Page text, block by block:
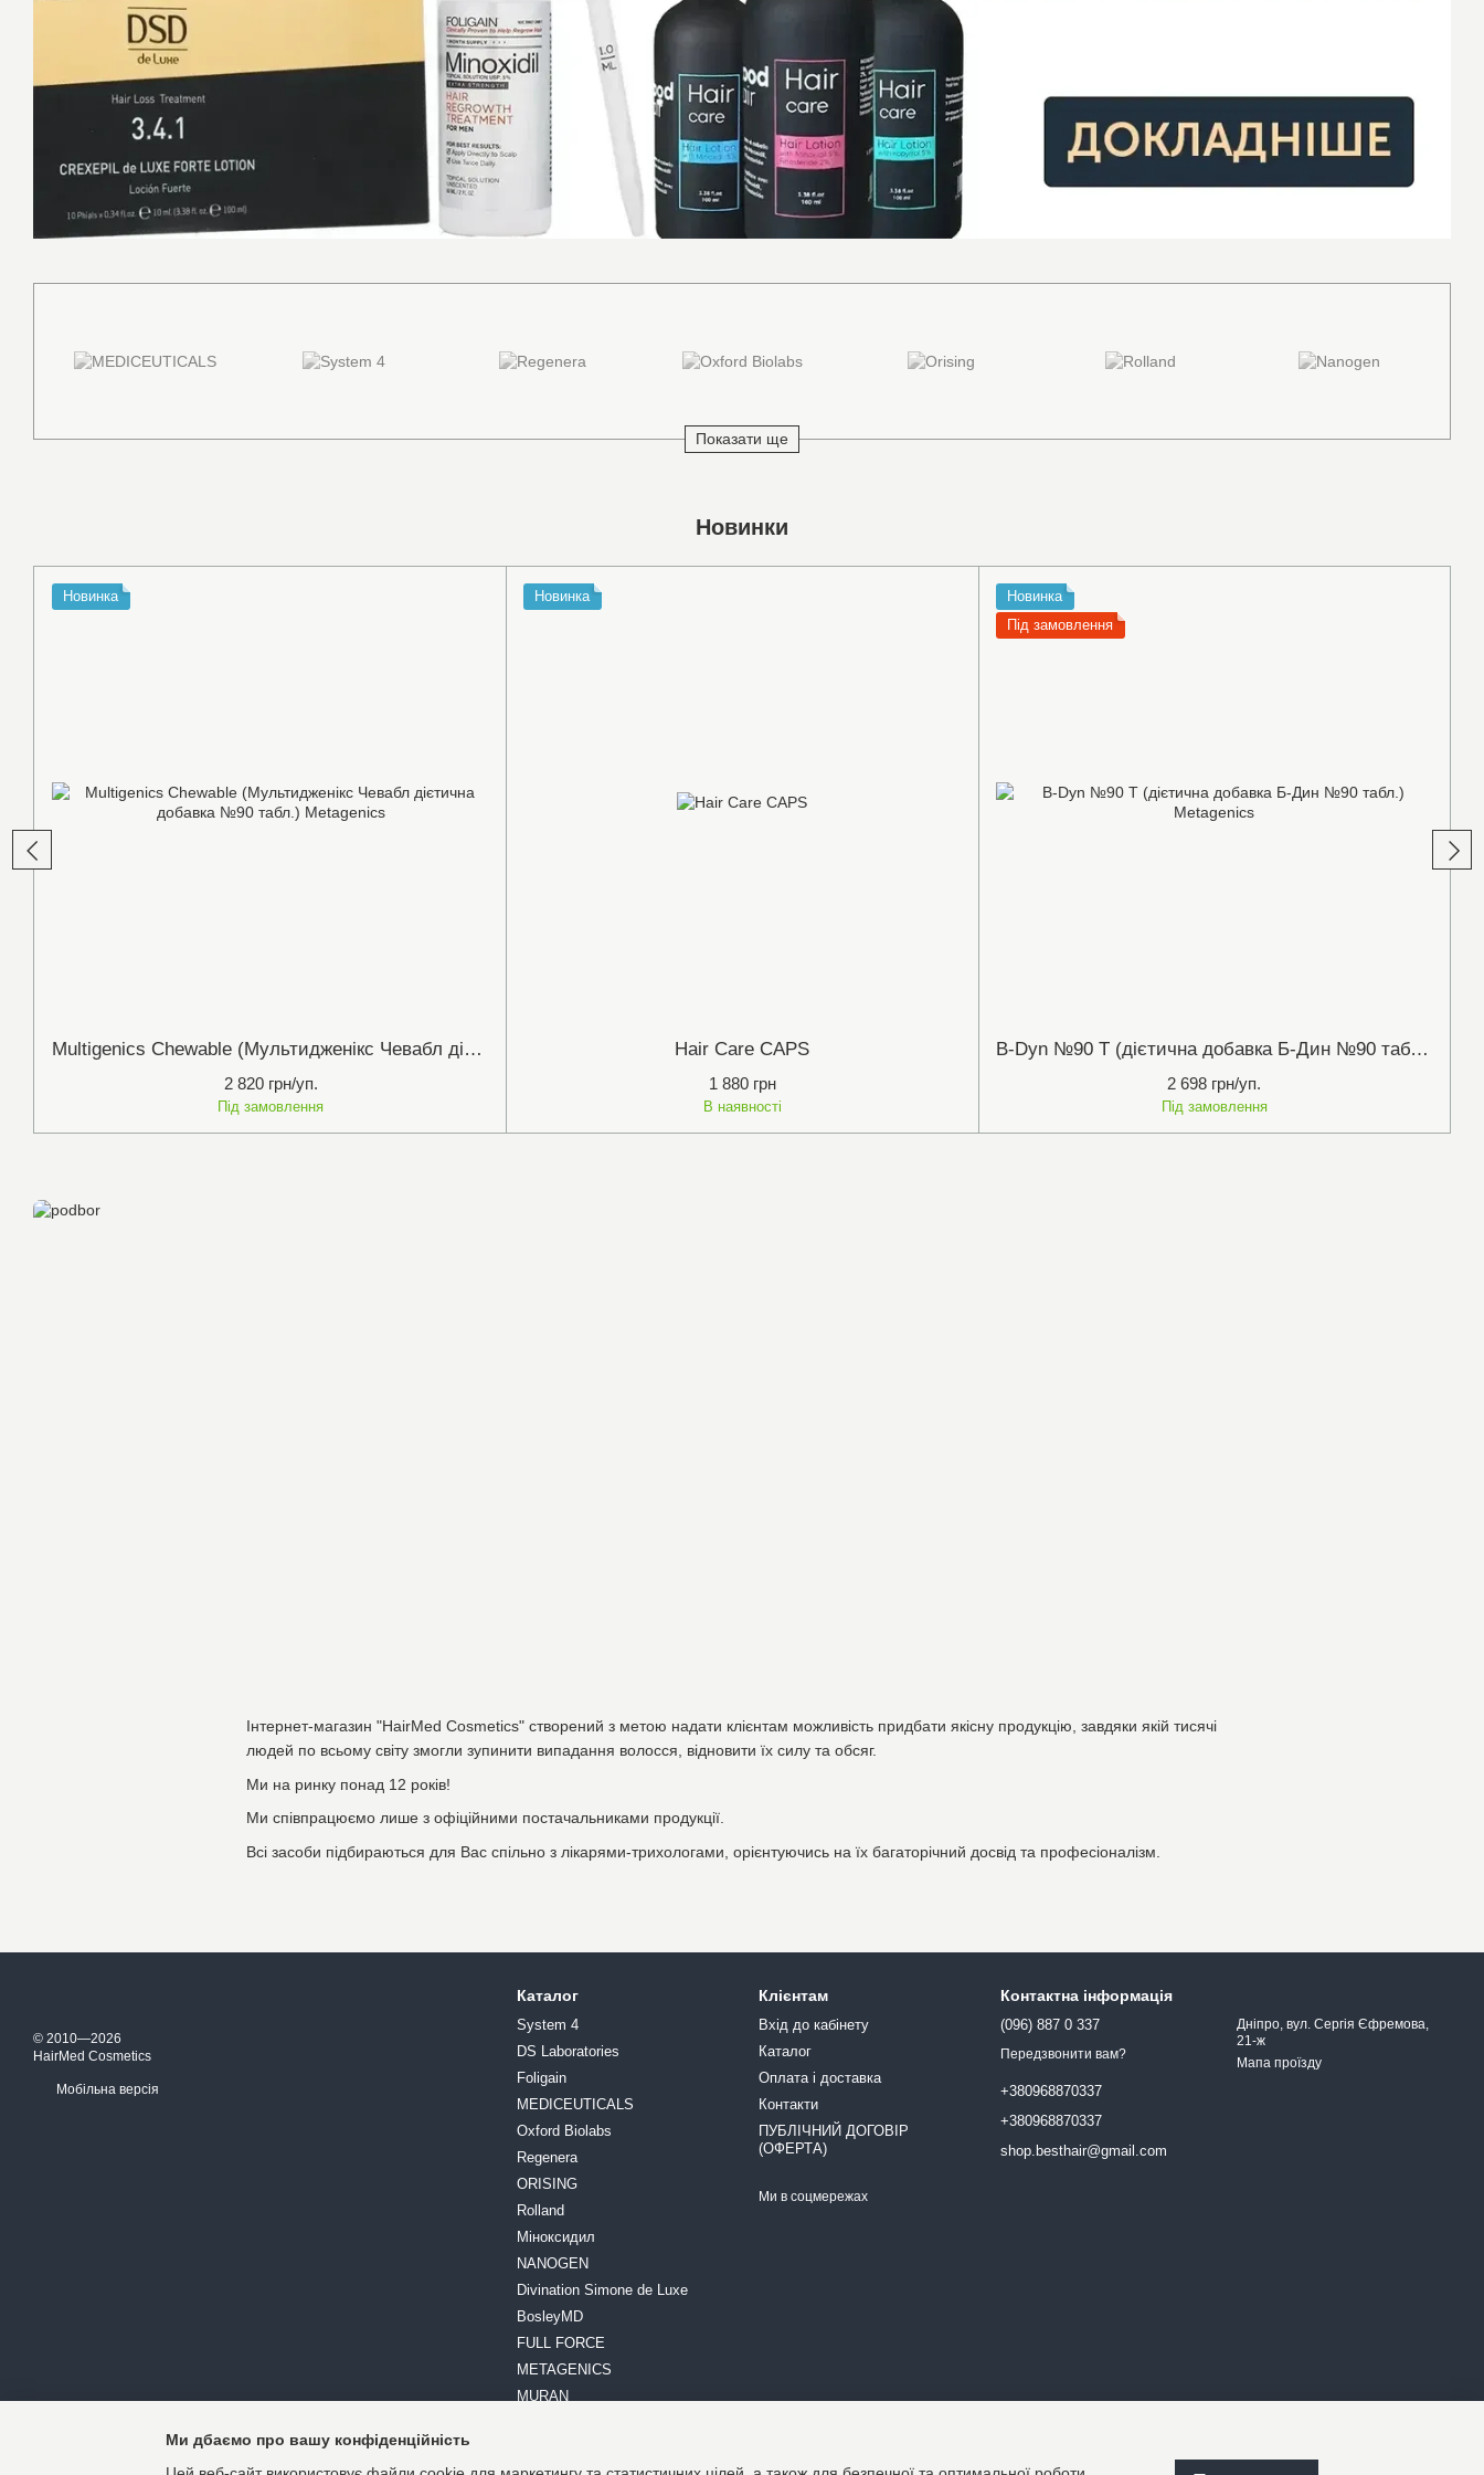
Показати ще
Новинки
Новинка
Multigenics Chewable (Мультидженікс Чевабл дієтична добавка №90 табл.) Metagenics
2 820 грн/уп.
Під замовлення
Новинка
Наir Care CAPS
1 880 грн
В наявності
Новинка
Під замовлення
B-Dyn №90 Т (дієтична добавка Б-Дин №90 табл.) Metagenics
2 698 грн/уп.
Під замовлення
Інтернет-магазин "HairMed Cosmetics" створений з метою надати клієнтам можливість придбати якісну продукцію, завдяки якій тисячі
людей по всьому світу змогли зупинити випадання волосся, відновити їх силу та обсяг.
Ми на ринку понад 12 років!
Ми співпрацюємо лише з офіційними постачальниками продукції.
Всі засоби підбираються для Вас спільно з лікарями-трихологами, орієнтуючись на їх багаторічний досвід та професіоналізм.
© 2010—2026
HairMed Cosmetics
Мобільна версія
Каталог
System 4
DS Laboratories
Foligain
MEDICEUTICALS
Oxford Biolabs
Regenera
ORISING
Rolland
Міноксидил
NANOGEN
Divination Simone de Luxe
BosleyMD
FULL FORCE
METAGENICS
MURAN
Клієнтам
Вхід до кабінету
Каталог
Оплата і доставка
Контакти
ПУБЛІЧНИЙ ДОГОВІР
(ОФЕРТА)
Ми в соцмережах
Контактна інформація
(096) 887 0 337
Передзвонити вам?
+380968870337
+380968870337
shop.besthair@gmail.com
Дніпро, вул. Сергія Єфремова,
21-ж
Мапа проїзду
Ми дбаємо про вашу конфіденційність